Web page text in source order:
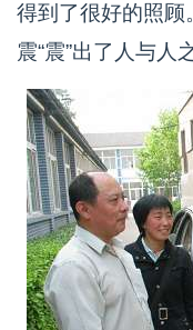
得到了很好的照顾
震“震”出了人与人